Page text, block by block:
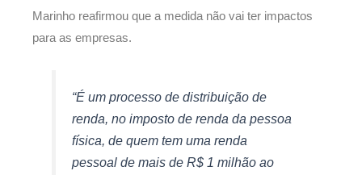
Marinho reafirmou que a medida não vai ter impactos
para as empresas.
“É um processo de distribuição de
renda, no imposto de renda da pessoa
física, de quem tem uma renda
pessoal de mais de R$ 1 milhão ao